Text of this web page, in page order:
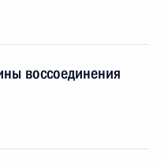
воссоединения